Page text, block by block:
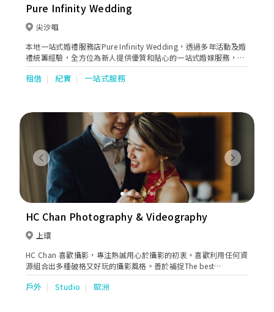
Pure Infinity Wedding
尖沙咀
本地一站式婚禮服務店Pure Infinity Wedding，透過多年活動及婚
禮統籌經驗，全方位為新人提供優質和貼心的一站式婚嫁服務，包
括婚紗禮服租賃、婚紗攝影、婚禮當日攝錄影、新娘化妝造型設
計、過大禮、婚禮司儀及婚禮統籌等。用貼心而專業的服務態度，
租借 紀實 一站式服務
Previous Next
HC Chan Photography & Videography
上環
HC Chan 喜歡攝影，專注熱誠用心於攝影的初衷。喜歡利用任何資
源組合出多種破格又好玩的攝影風格。善於補捉The best
moment，為每位客人留住難忘最珍貴的一𣊬間。透過攝影把真實
和美感和諧地展現出來，希望透過照片表現出當中的故事及意義。
戶外 Studio 歐洲